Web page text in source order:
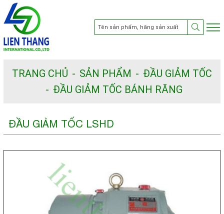
TRANG CHỦ SẢN PHẨM
ĐẦU GIẢM TỐC
ĐẦU GIẢM TỐC BÁNH RĂNG
ĐẦU GIẢM TỐC LSHD